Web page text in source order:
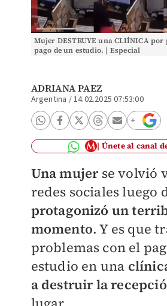
Mujer DESTRUYE una CLIÍNICA
pago de un estudio. | Especial
ADRIANA PAEZ
Argentina /14.02.2025 07:53:00
Únete al canal
Una mujerse volvió
redes sociales luego
protagonizó un
momento. Y es que
problemas con el
estudio en una
a destruir la